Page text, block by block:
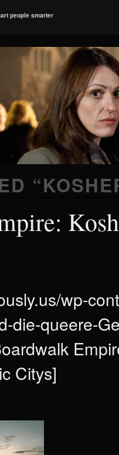
people smarter
“
wp-
die-queere-
Citys]